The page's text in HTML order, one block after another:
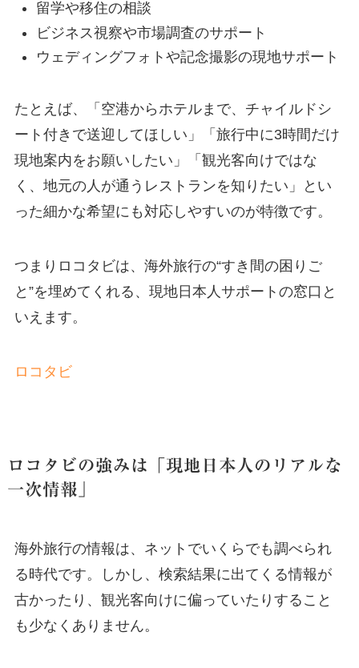
留学や移住の相談
ビジネス視察や市場調査のサポート
ウェディングフォトや記念撮影の現地サポート
たとえば、「空港からホテルまで、チャイルドシ
ート付きで送迎してほしい」「旅行中に3時間だけ
現地案内をお願いしたい」「観光客向けではな
く、地元の人が通うレストランを知りたい」とい
った細かな希望にも対応しやすいのが特徴です。
つまりロコタビは、海外旅行の“すき間の困りご
と”を埋めてくれる、現地日本人サポートの窓口と
いえます。
ロコタビ
ロコタビの強みは「現地日本人のリアルな
一次情報」
海外旅行の情報は、ネットでいくらでも調べられ
る時代です。しかし、検索結果に出てくる情報が
古かったり、観光客向けに偏っていたりすること
も少なくありません。